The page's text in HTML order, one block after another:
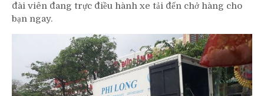
đài viên đang trực điều hành xe tải đến chở hàng cho
bạn ngay.